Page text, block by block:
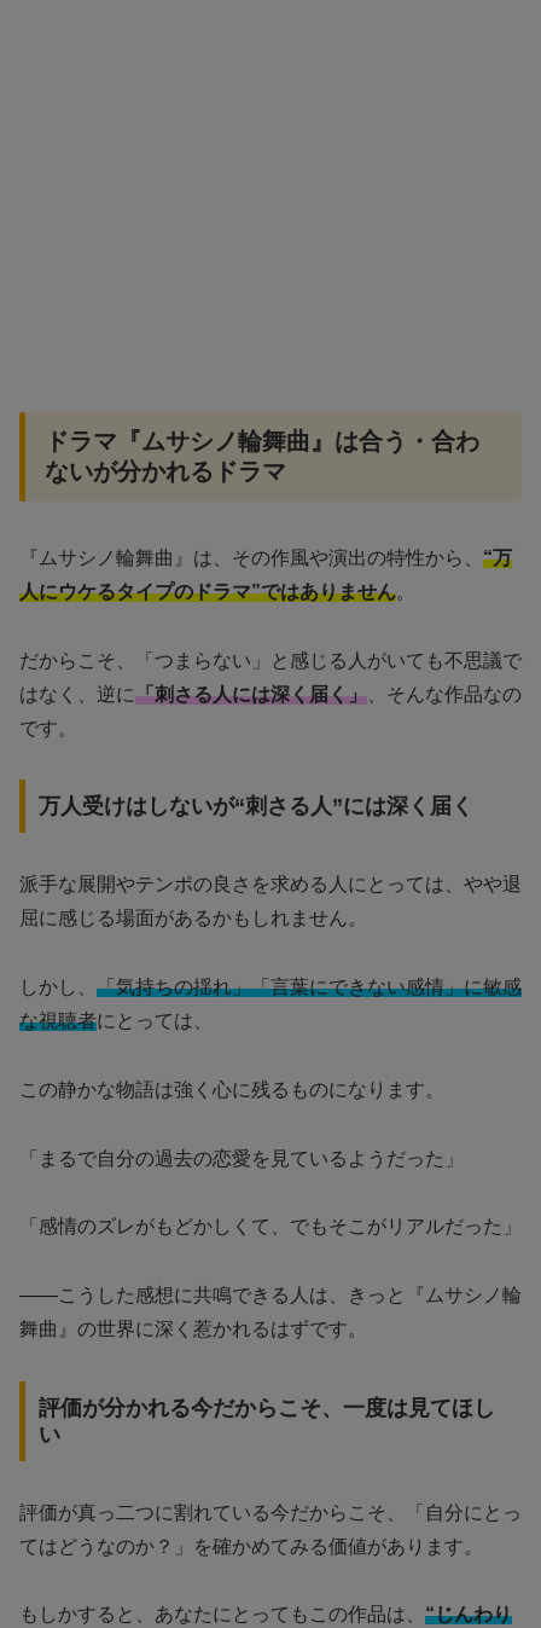
ドラマ『ムサシノ輪舞曲』は合う・合わ
ないが分かれるドラマ
『ムサシノ輪舞曲』は、その作風や演出の特性から、 “万
人にウケるタイプのドラマ”ではありません。
だからこそ、「つまらない」と感じる人がいても不思議で
はなく、逆に「刺さる人には深く届く」 、そんな作品なの
です。
万人受けはしないが“刺さる人”には深く届く
派手な展開やテンポの良さを求める人にとっては、やや退
屈に感じる場面があるかもしれません。
しかし、 「気持ちの揺れ」「言葉にできない感情」に敏感
な視聴者にとっては、
この静かな物語は強く心に残るものになります。
「まるで自分の過去の恋愛を見ているようだった」
「感情のズレがもどかしくて、でもそこがリアルだった」
――こうした感想に共鳴できる人は、きっと『ムサシノ輪
舞曲』の世界に深く惹かれるはずです。
評価が分かれる今だからこそ、一度は見てほし
い
評価が真っ二つに割れている今だからこそ、「自分にとっ
てはどうなのか？」を確かめてみる価値があります。
もしかすると、あなたにとってもこの作品は、 “じんわり